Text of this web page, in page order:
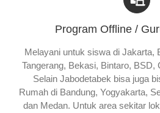
Program Offline /
Melayani untuk siswa di Jakarta,
Tangerang, Bekasi, Bintaro, BSD,
Selain Jabodetabek bisa juga
Rumah di Bandung, Yogyakarta,
dan Medan. Untuk area sekitar